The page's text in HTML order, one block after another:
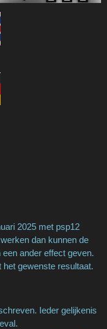
2025 met psp12
dan kunnen de
ander effect geven.
het gewenste resultaat.
Ieder gelijkenis